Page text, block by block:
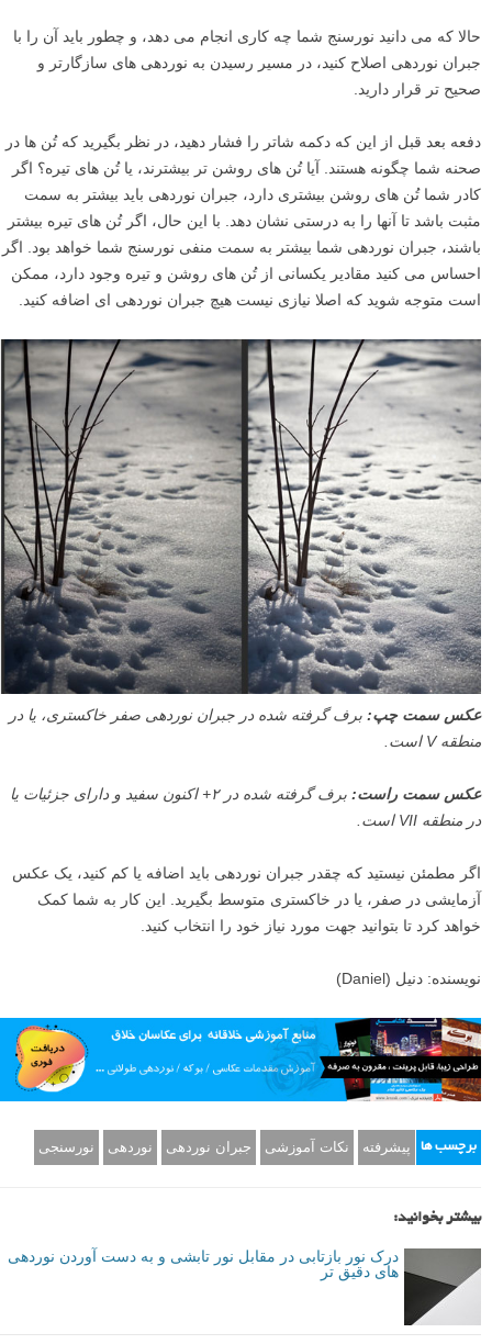
حالا که می دانید نورسنج شما چه کاری انجام می دهد، و چطور باید آن را با
جبران نوردهی اصلاح کنید، در مسیر رسیدن به نوردهی های سازگارتر و
صحیح تر قرار دارید.
دفعه بعد قبل از این که دکمه شاتر را فشار دهید، در نظر بگیرید که تُن ها در
صحنه شما چگونه هستند. آیا تُن های روشن تر بیشترند، یا تُن های تیره؟ اگر
کادر شما تُن های روشن بیشتری دارد، جبران نوردهی باید بیشتر به سمت
مثبت باشد تا آنها را به درستی نشان دهد. با این حال، اگر تُن های تیره بیشتر
باشند، جبران نوردهی شما بیشتر به سمت منفی نورسنج شما خواهد بود. اگر
احساس می کنید مقادیر یکسانی از تُن های روشن و تیره وجود دارد، ممکن
است متوجه شوید که اصلا نیازی نیست هیچ جبران نوردهی ای اضافه کنید.
عکس سمت چپ: برف گرفته شده در جبران نوردهی صفر خاکستری، یا در
منطقهV است.
عکس سمت راست:
برف گرفته شده در ۲+ اکنون سفید و دارای جزئیات یا
در منطقه VII است.
اگر مطمئن نیستید که چقدر جبران نوردهی باید اضافه یا کم کنید، یک عکس
آزمایشی در صفر، یا در خاکستری متوسط بگیرید. این کار به شما کمک
خواهد کرد تا بتوانید جهت مورد نیاز خود را انتخاب کنید.
نویسنده: دنیل (Daniel)
برچسب ها پیشرفته نکات آموزشی جبران نوردهی نوردهی نورسنجی
بیشتر بخوانید:
درک نور بازتابی در مقابل نور تابشی و به دست آوردن نوردهی
های دقیق تر